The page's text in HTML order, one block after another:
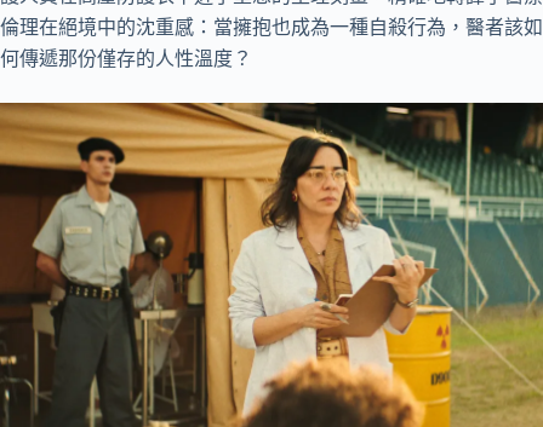
倫理在絕境中的沈重感：當擁抱也成為一種自殺行為，醫者該如
何傳遞那份僅存的人性溫度？